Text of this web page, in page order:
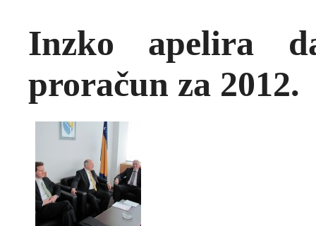
Inzko apelira
proračun za 2012.